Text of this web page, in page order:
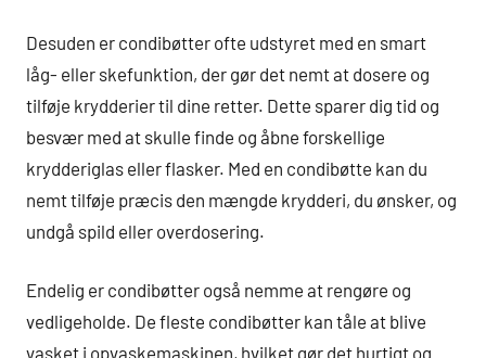
Desuden er condibøtter ofte udstyret med en smart
låg- eller skefunktion, der gør det nemt at dosere og
tilføje krydderier til dine retter. Dette sparer dig tid og
besvær med at skulle finde og åbne forskellige
krydderiglas eller flasker. Med en condibøtte kan du
nemt tilføje præcis den mængde krydderi, du ønsker, og
undgå spild eller overdosering.
Endelig er condibøtter også nemme at rengøre og
vedligeholde. De fleste condibøtter kan tåle at blive
vasket i opvaskemaskinen, hvilket gør det hurtigt og